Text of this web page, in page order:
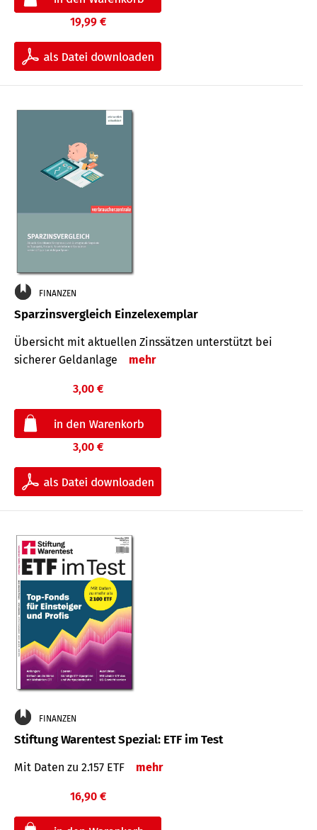
19,99 €
FINANZEN
Sparzinsvergleich Einzelexemplar
Übersicht mit aktuellen Zinssätzen unterstützt bei
sicherer Geldanlage
mehr
3,00 €
3,00 €
FINANZEN
Stiftung Warentest Spezial: ETF im Test
Mit Daten zu 2.157 ETF mehr
16,90 €